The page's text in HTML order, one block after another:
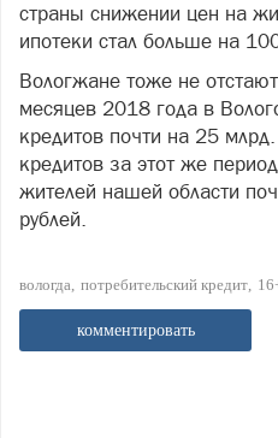
страны снижении цен на
ипотеки стал больше на
Вологжане тоже не
месяцев 2018 года в
кредитов почти на 25
кредитов за этот же
жителей нашей области
рублей.
вологда потребительский кредит
комментировать